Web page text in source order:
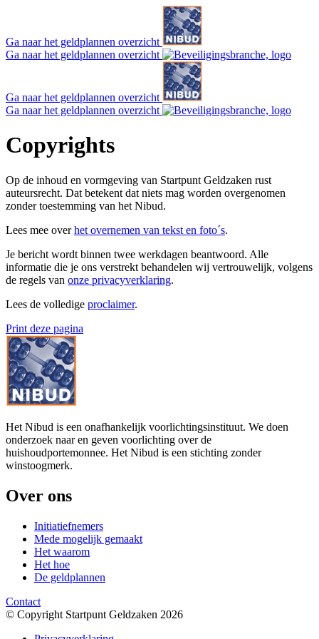
Ga naar het geldplannen overzicht
Ga naar het geldplannen overzicht
Ga naar het geldplannen overzicht
Ga naar het geldplannen overzicht
Copyrights
Op de inhoud en vormgeving van Startpunt Geldzaken rust
auteursrecht. Dat betekent dat niets mag worden overgenomen
zonder toestemming van het Nibud.
Lees mee overhet overnemen van tekst en foto´s.
Je bericht wordt binnen twee werkdagen beantwoord. Alle
informatie die je ons verstrekt behandelen wij vertrouwelijk, volgens
de regels van onze privacyverklaring.
Lees de volledige proclaimer.
Print deze pagina
Het Nibud is een onafhankelijk voorlichtingsinstituut. We doen
onderzoek naar en geven voorlichting over de
huishoudportemonnee. Het Nibud is een stichting zonder
winstoogmerk.
Over ons
Initiatiefnemers
Mede mogelijk gemaakt
Het waarom
Het hoe
De geldplannen
Contact
© Copyright Startpunt Geldzaken 2026